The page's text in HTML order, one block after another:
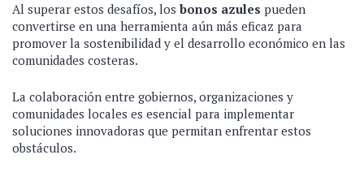
Al superar estos desafíos, los bonos azules pueden
convertirse en una herramienta aún más eficaz para
promover la sostenibilidad y el desarrollo económico en las
comunidades costeras.
La colaboración entre gobiernos, organizaciones y
comunidades locales es esencial para implementar
soluciones innovadoras que permitan enfrentar estos
obstáculos.